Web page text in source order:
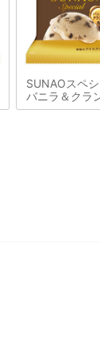
SUNAOスペ
バニラ＆クラ